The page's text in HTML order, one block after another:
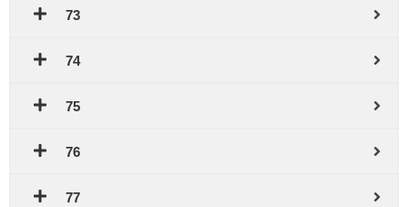
73
74
75
76
77